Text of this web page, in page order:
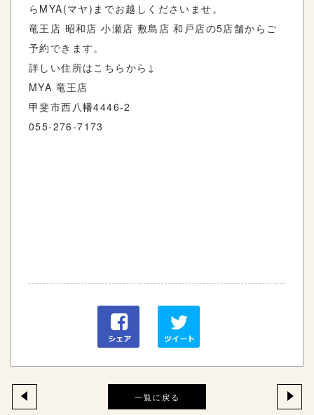
らMYA(マヤ)までお越しくださいませ。
竜王店 昭和店 小瀬店 敷島店 和戸店の5店舗からご
予約できます。
詳しい住所はこちらから↓
MYA 竜王店
甲斐市西八幡4446-2
055-276-7173
一覧に戻る